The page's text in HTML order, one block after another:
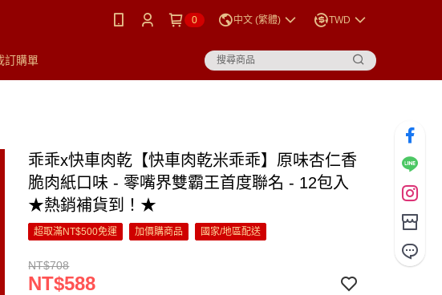
0 中文 (繁體) TWD
訂購單
乖乖x快車肉乾【快車肉乾米乖乖】原味杏仁香
脆肉紙口味 - 零嘴界雙霸王首度聯名 - 12包入
★熱銷補貨到！★
超取滿NT$500免運 加價購商品 國家/地區配送
NT$708
NT$588